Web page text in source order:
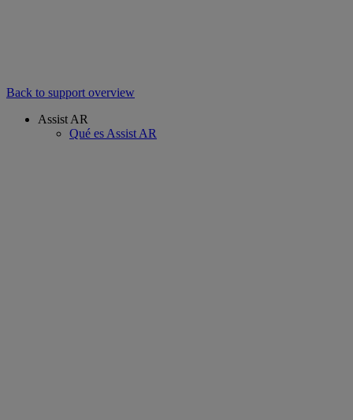
Back to support overview
Assist AR
Qué es Assist AR